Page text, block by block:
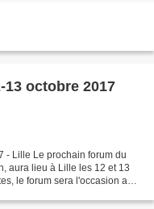
13 octobre 2017
- Lille Le prochain forum du
aura lieu à Lille les 12 et 13
le forum sera l'occasion aux